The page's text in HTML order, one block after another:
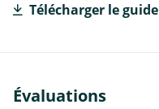
Télécharger le
Évaluations